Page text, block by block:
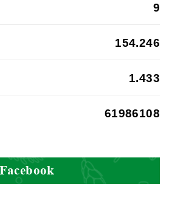
doanh nghiệp dược Việt
Y Việt Nam
9
154.246
1.433
61986108